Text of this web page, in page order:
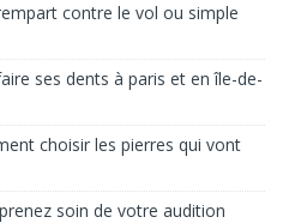
contre le vol ou simple
ses dents à paris et en île-de-
choisir les pierres qui vont
soin de votre audition